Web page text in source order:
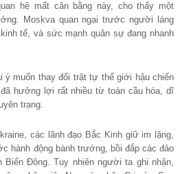
hệ mất cân bằng này, cho thấy một
Moskva quan ngại trước người láng
tế, và sức mạnh quân sự đang nhanh
ý muốn thay đổi trật tự thế giới hậu chiến
hưởng lợi rất nhiều từ toàn cầu hóa, dĩ
trạng.
các lãnh đạo Bắc Kinh giữ im lặng,
hành động bành trướng, bồi đắp các đảo
Biển Đông. Tuy nhiên người ta ghi nhận,